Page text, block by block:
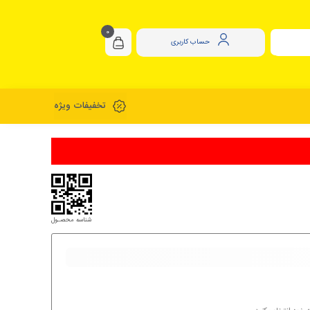
حساب کاربری
0
تخفیفات ویژه
شناسه محصـول